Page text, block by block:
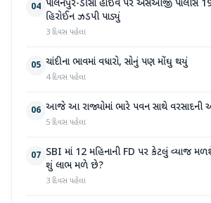
04 પાલનપુર-ડીસા હાઇવે પર એસઓજી પોલીસે
હિરોઈન ઝડપી પાડ્યું
3 દિવસ પહેલા
05 ચાંદીના ભાવમાં વધારો, સોનું પણ મોંઘુ થયું
4 દિવસ પહેલા
06 આજે આ રાજ્યોમાં ભારે પવન સાથે વરસાદની
5 દિવસ પહેલા
07 SBI માં 12 મહિનાની FD પર કેટલું વ્યાજ
શું લાભ મળે છે?
3 દિવસ પહેલા